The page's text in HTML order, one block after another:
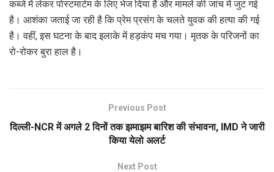
कब्जे में लेकर पोस्टमार्टम के लिए भेज दिया है और मामले की जांच में जुट गई
है। आशंका जताई जा रही है कि प्रेम प्रसंग के चलते युवक की हत्या की गई
है। वहीं, इस घटना के बाद इलाके में हड़कंप मच गया। मृतक के परिजनों का
रो-रोकर बुरा हाल है।
Previous Post
दिल्ली-NCR में अगले 2 दिनों तक झमाझम बारिश की संभावना, IMD ने जारी
किया येलो अलर्ट
Next Post